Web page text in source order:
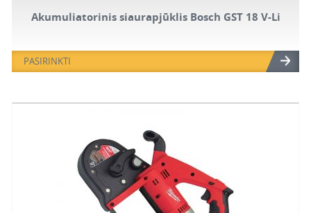
Akumuliatorinis siaurapjūklis Bosch GST 18 V-Li
PASIRINKTI